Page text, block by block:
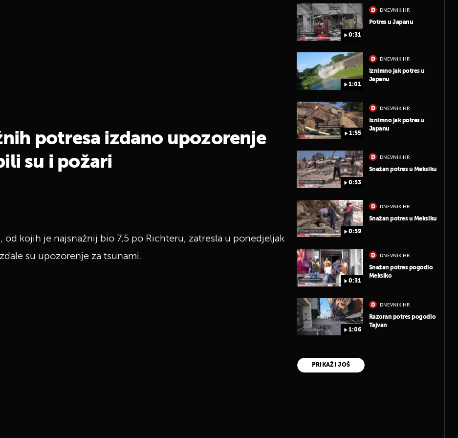
potresa izdano upozorenje
su i požari
od kojih je najsnažnij bio 7,5 po Richteru, zatresla u ponedjeljak
su upozorenje za tsunami.
0:31
DNEVNIK.HR
Potres u Japanu
1:01
DNEVNIK.HR
Iznimno jak potres u
Japanu
1:55
DNEVNIK.HR
Iznimno jak potres u
Japanu
0:53
DNEVNIK.HR
Snažan potres u Meksiku
0:59
DNEVNIK.HR
Snažan potres u Meksiku
0:31
DNEVNIK.HR
Snažan potres pogodio
Meksiko
1:06
DNEVNIK.HR
Razoran potres pogodio
Tajvan
PRIKAŽI JOŠ